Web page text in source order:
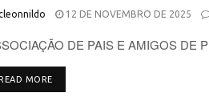
12 DE NOVEMBRO DE 2025
DE PAIS E AMIGOS DE
MOREDETAILS